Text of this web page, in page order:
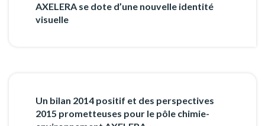
AXELERA se dote d’une nouvelle identité
visuelle
Un bilan 2014 positif et des perspectives
2015 prometteuses pour le pôle chimie-